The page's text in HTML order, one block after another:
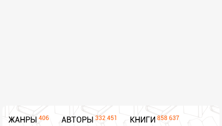
ЖАНРЫ 406 АВТОРЫ 332 451 КНИГИ 858 637